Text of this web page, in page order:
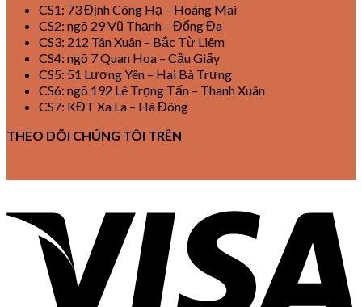
CS1: 73 Định Công Hạ – Hoàng Mai
CS2: ngõ 29 Vũ Thạnh – Đống Đa
CS3: 212 Tân Xuân – Bắc Từ Liêm
CS4: ngõ 7 Quan Hoa – Cầu Giấy
CS5: 51 Lương Yên – Hai Bà Trưng
CS6: ngõ 192 Lê Trọng Tấn – Thanh Xuân
CS7: KĐT Xa La – Hà Đông
THEO DÕI CHÚNG TÔI TRÊN